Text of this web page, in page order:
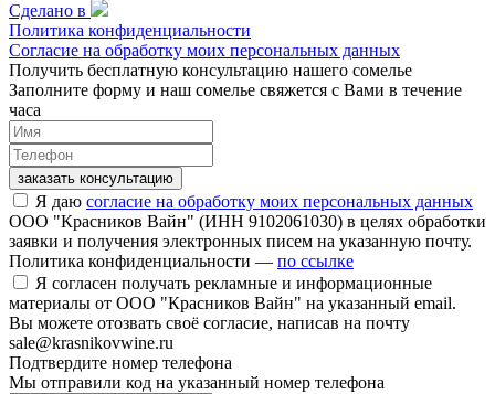
Сделано в
Политика конфиденциальности
Согласие на обработку моих персональных данных
Получить бесплатную консультацию нашего сомелье
Заполните форму и наш сомелье свяжется с Вами в течение
часа
заказать консультацию
Я даю согласие на обработку моих персональных данных
ООО "Красников Вайн" (ИНН 9102061030) в целях обработки
заявки и получения электронных писем на указанную почту.
Политика конфиденциальности — по ссылке
Я согласен получать рекламные и информационные
материалы от ООО "Красников Вайн" на указанный email.
Вы можете отозвать своё согласие, написав на почту
sale@krasnikovwine.ru
Подтвердите номер телефона
Мы отправили код на указанный номер телефона